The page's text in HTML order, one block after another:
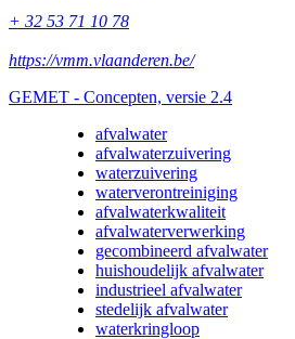
+ 32 53 71 10 78
https://vmm.vlaanderen.be/
GEMET - Concepten, versie 2.4
afvalwater
afvalwaterzuivering
waterzuivering
waterverontreiniging
afvalwaterkwaliteit
afvalwaterverwerking
gecombineerd afvalwater
huishoudelijk afvalwater
industrieel afvalwater
stedelijk afvalwater
waterkringloop